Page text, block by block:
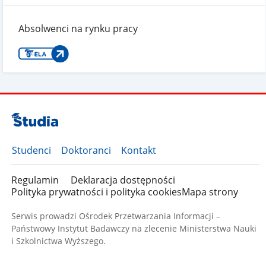
Absolwenci na rynku pracy
Studenci Doktoranci Kontakt
Regulamin
Deklaracja dostępności
Polityka prywatności i polityka cookiesMapa strony
Serwis prowadzi Ośrodek Przetwarzania Informacji –
Państwowy Instytut Badawczy na zlecenie Ministerstwa Nauki
i Szkolnictwa Wyższego.